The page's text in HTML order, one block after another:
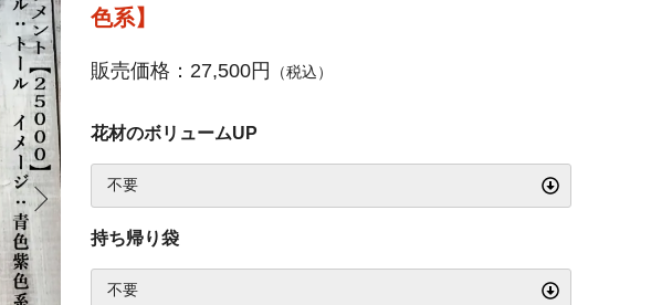
色系】
販売価格：27,500円 （税込）
花材のボリュームUP
持ち帰り袋